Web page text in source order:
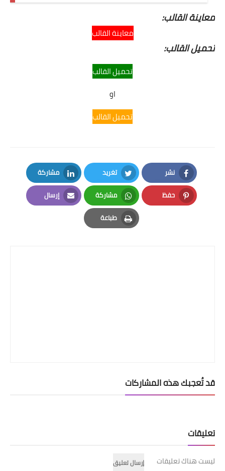
معاينة القالب:
معاينة القالب
تحميل القالب:
تحميل القالب
او
تحميل القالب
نشر
Facebook
تغريد
Twitter
مشاركة
LinkedIn
حفظ
Pinterest
مشاركة
Whatsapp
إرسال
Email
طباعة
Print
قد تُعجبك هذه المشاركات
تعليقات
ليست هناك تعليقات إرسال تعليق